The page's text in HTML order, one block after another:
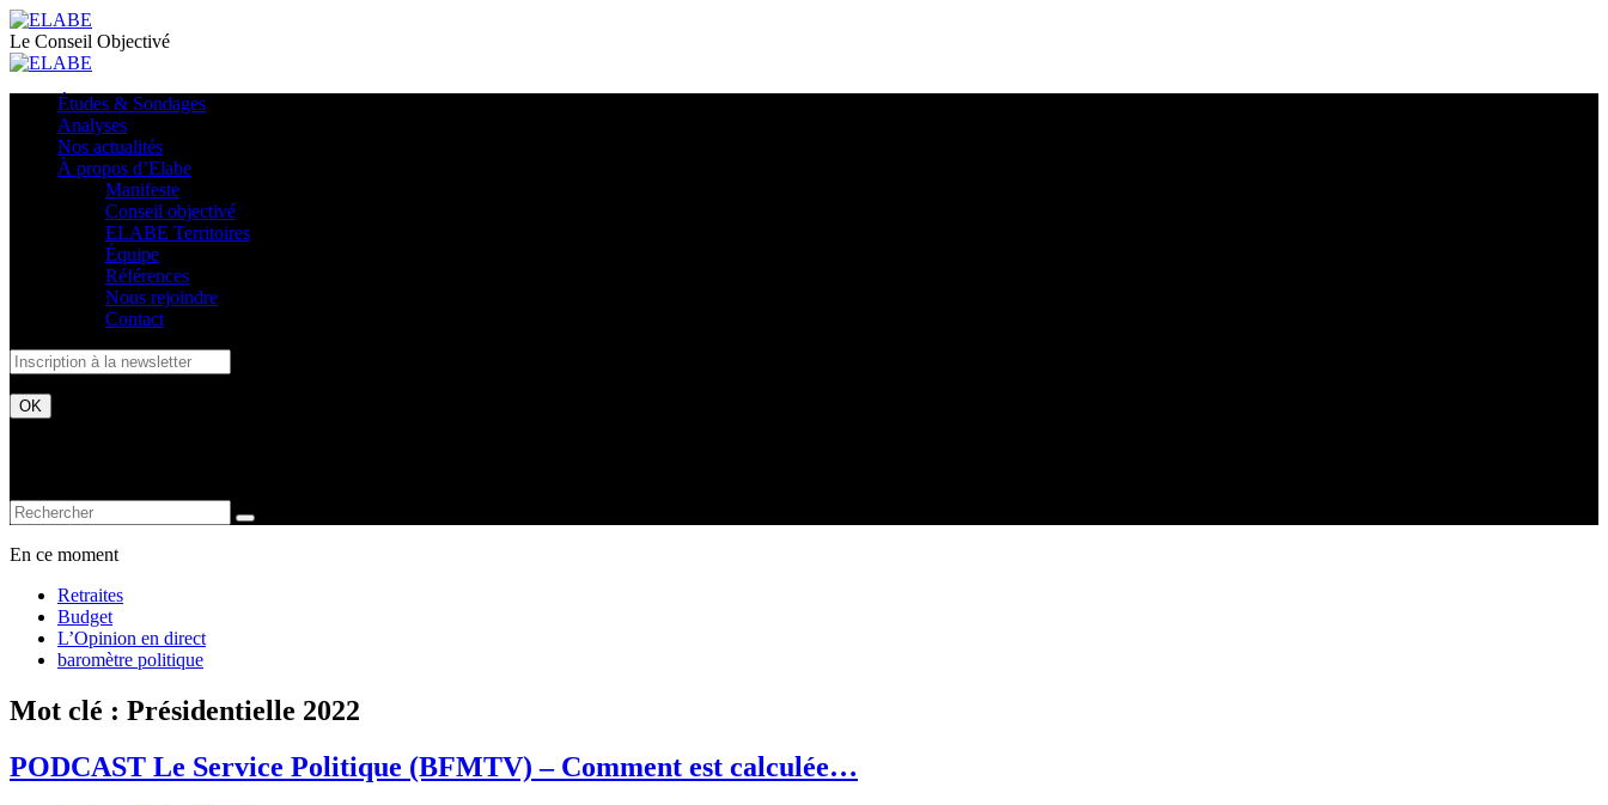
Le Conseil Objectivé
Études & Sondages
Analyses
Nos actualités
À propos d’Elabe
Manifeste
Conseil objectivé
ELABE Territoires
Équipe
Références
Nous rejoindre
Contact
En ce moment
Retraites
Budget
L’Opinion en direct
baromètre politique
Mot clé : Présidentielle 2022
PODCAST Le Service Politique (BFMTV) – Comment est calculée…